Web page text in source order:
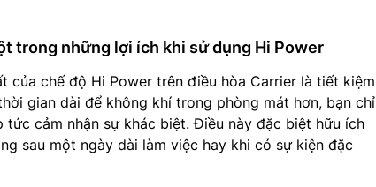
trong những lợi ích khi sử dụng Hi Power
của chế độ Hi Power trên điều hòa Carrier là tiết kiệm
gian dài để không khí trong phòng mát hơn, bạn chỉ
tức cảm nhận sự khác biệt. Điều này đặc biệt hữu ích
sau một ngày dài làm việc hay khi có sự kiện đặc